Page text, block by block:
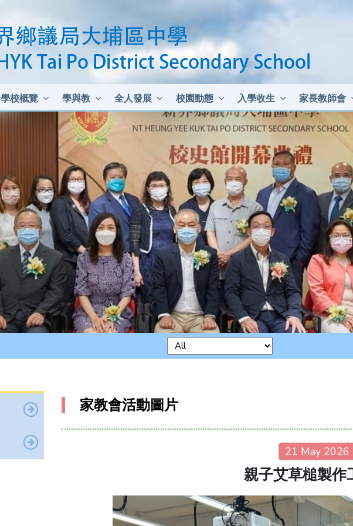
學校概覽 學與教 全人發展 校園動態 入學收生 家長教師會
家教會活動圖片
21 May 2026
親子艾草槌製作